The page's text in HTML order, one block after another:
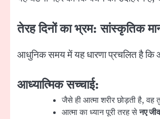
तेरह दिनों का भ्रम: सांस्कृतिक
आधुनिक समय में यह धारणा प्रचलित है कि
आध्यात्मिक सच्चाई:
जैसे ही आत्मा शरीर छोड़ती है, वह
आत्मा का ध्यान पूरी तरह सेनए